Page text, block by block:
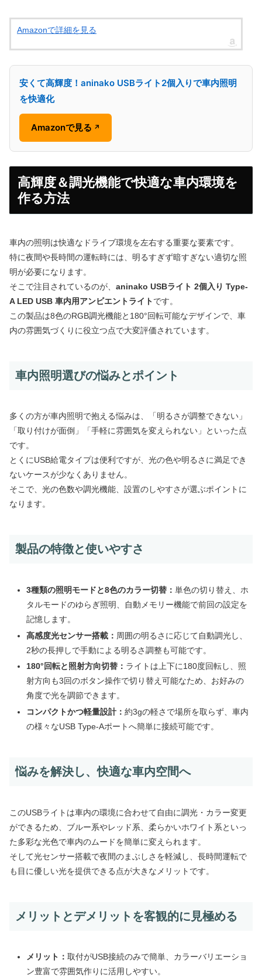
Amazonで詳細を見る
安くて高輝度！aninako USBライト2個入りで車内照明
を快適化
Amazonで見る ↗
高輝度＆調光機能で快適な車内環境を
作る方法
車内の照明は快適なドライブ環境を左右する重要な要素です。
特に夜間や長時間の運転時には、明るすぎず暗すぎない適切な照
明が必要になります。
そこで注目されているのが、 aninako USBライト 2個入り Type-
A LED USB 車内用アンビエントライトです。
この製品は8色のRGB調光機能と180°回転可能なデザインで、車
内の雰囲気づくりに役立つ点で大変評価されています。
車内照明選びの悩みとポイント
多くの方が車内照明で抱える悩みは、「明るさが調整できない」
「取り付けが面倒」「手軽に雰囲気を変えられない」といった点
です。
とくにUSB給電タイプは便利ですが、光の色や明るさに満足でき
ないケースが少なくありません。
そこで、光の色数や調光機能、設置のしやすさが選ぶポイントに
なります。
製品の特徴と使いやすさ
3種類の照明モードと8色のカラー切替： 単色の切り替え、ホ
タルモードのゆらぎ照明、自動メモリー機能で前回の設定を
記憶します。
高感度光センサー搭載： 周囲の明るさに応じて自動調光し、
2秒の長押しで手動による明るさ調整も可能です。
180°回転と照射方向切替： ライトは上下に180度回転し、照
射方向も3回のボタン操作で切り替え可能なため、お好みの
角度で光を調節できます。
コンパクトかつ軽量設計： 約3gの軽さで場所を取らず、車内
の様々なUSB Type-Aポートへ簡単に接続可能です。
悩みを解決し、快適な車内空間へ
このUSBライトは車内の環境に合わせて自由に調光・カラー変更
ができるため、ブルー系やレッド系、柔らかいホワイト系といっ
た多彩な光色で車内のムードを簡単に変えられます。
そして光センサー搭載で夜間のまぶしさを軽減し、長時間運転で
も目に優しい光を提供できる点が大きなメリットです。
メリットとデメリットを客観的に見極める
メリット： 取付がUSB接続のみで簡単、カラーバリエーショ
ン豊富で雰囲気作りに活用しやすい。